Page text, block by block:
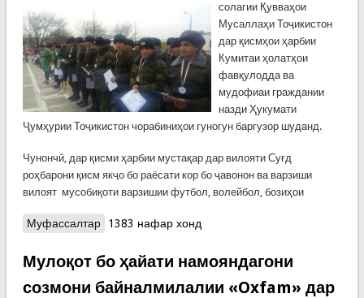
солагии Қувваҳои
Мусаллаҳи Тоҷикистон
дар қисмҳои ҳарбии
Кумитаи ҳолатҳои
фавқулодда ва
мудофиаи граждании
назди Ҳукумати
Ҷумҳурии Тоҷикистон чорабиниҳои гуногун баргузор шуданд.
Чунончӣ, дар қисми ҳарбии мустақар дар вилояти Суғд
роҳбарони қисм якҷо бо раёсати кор бо ҷавонон ва варзиши
вилоят мусобиқоти варзишии футбол, волейбол, бозиҳои
Муфассалтаро Чорабиниҳои мухталиф дар қисмҳои ҳарбии
Қувваҳои мусаллаҳ
1383 нафар хонд
Мулоқот бо ҳайати намояндагони
созмони байналмилалии «Oxfam» дар